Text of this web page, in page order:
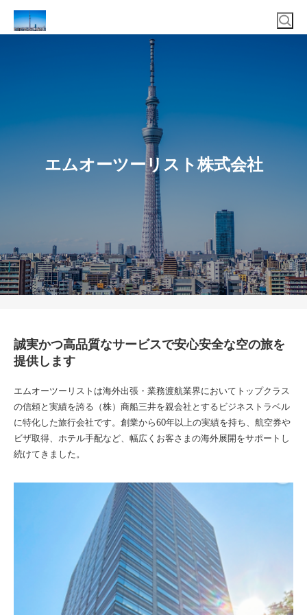
エムオーツーリスト株式会社
誠実かつ高品質なサービスで安心安全な空の旅を
提供します
エムオーツーリストは海外出張・業務渡航業界においてトップクラス
の信頼と実績を誇る（株）商船三井を親会社とするビジネストラベル
に特化した旅行会社です。創業から60年以上の実績を持ち、航空券や
ビザ取得、ホテル手配など、幅広くお客さまの海外展開をサポートし
続けてきました。